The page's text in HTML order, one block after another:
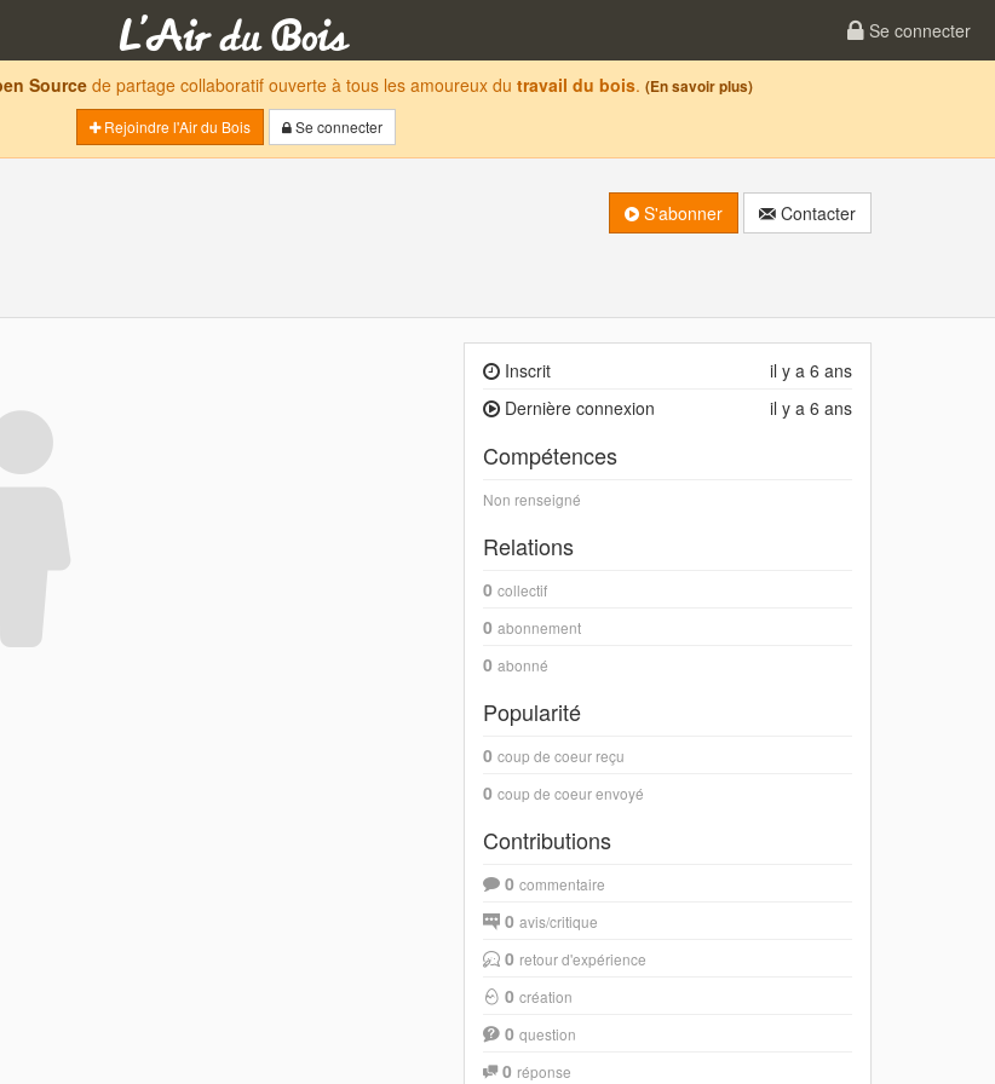
Se connecter
Sourcede partage collaboratif ouverte à tous les amoureux du travail du bois. (En savoir plus)
Rejoindre l'Air du Bois
Se connecter
S'abonner Contacter
il y a 6 ans
Inscrit
il y a 6 ans
Dernière connexion
Compétences
Non renseigné
Relations
0 collectif
0 abonnement
0 abonné
Popularité
0 coup de coeur reçu
0 coup de coeur envoyé
Contributions
0 commentaire
0 avis/critique
0 retour d'expérience
0 création
0 question
0 réponse